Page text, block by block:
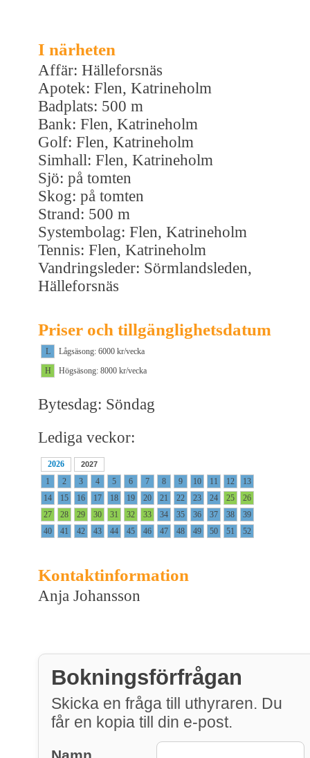
I närheten
Affär: Hälleforsnäs
Apotek: Flen, Katrineholm
Badplats: 500 m
Bank: Flen, Katrineholm
Golf: Flen, Katrineholm
Simhall: Flen, Katrineholm
Sjö: på tomten
Skog: på tomten
Strand: 500 m
Systembolag: Flen, Katrineholm
Tennis: Flen, Katrineholm
Vandringsleder: Sörmlandsleden,
Hälleforsnäs
Priser och tillgänglighetsdatum
L
Lågsäsong: 6000 kr/vecka
H
Högsäsong: 8000 kr/vecka
Bytesdag: Söndag
Lediga veckor:
2026 2027
1 2 3 4 5 6 7 8 9 10 11 12
13
14
15 16 17 18 19 20 21 22 23 24 25
26
27
28 29 30 31 32 33 34 35 36 37 38
39
40
41 42 43 44 45 46 47 48 49 50 51 52
Kontaktinformation
Anja Johansson
Bokningsförfrågan
Skicka en fråga till uthyraren. Du
får en kopia till din e-post.
Namn